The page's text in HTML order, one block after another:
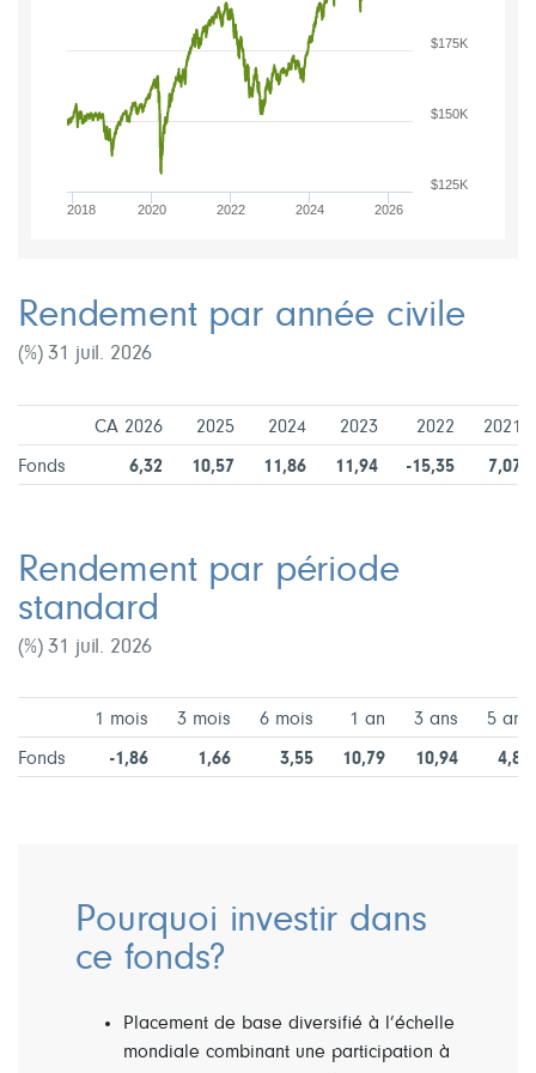
2018 2020 2022 2024 2026
$125K
$150K
$175K
Rendement par année civile
(%) 31 juil. 2026
CA 2026 2025 2024 2023 2022 2021
Fonds 6,32 10,57 11,86 11,94 -15,35 7,07
Rendement par période
standard
(%) 31 juil. 2026
1 mois 3 mois 6 mois 1 an 3 ans 5 ans
Fonds -1,86 1,66 3,55 10,79 10,94 4,82
Pourquoi investir dans
ce fonds?
Placement de base diversifié à l’échelle
mondiale combinant une participation à